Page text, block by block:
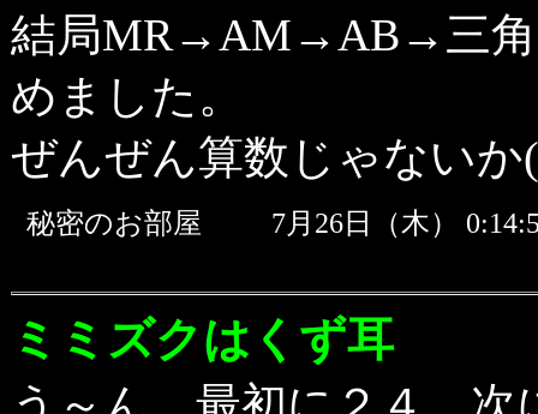
結局MR→AM→AB→三角
めました。
ぜんぜん算数じゃないか
秘密のお部屋 7月26日（木）
ミミズクはくず耳